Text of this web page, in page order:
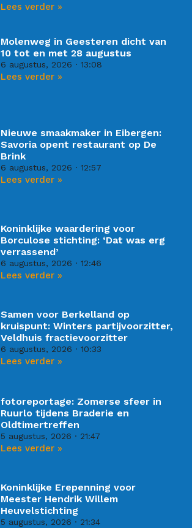
Lees verder »
Molenweg in Geesteren dicht van
10 tot en met 28 augustus
6 augustus, 2026 13:08
Lees verder »
Nieuwe smaakmaker in Eibergen:
Savoria opent restaurant op De
Brink
6 augustus, 2026 12:57
Lees verder »
Koninklijke waardering voor
Borculose stichting: ‘Dat was erg
verrassend’
6 augustus, 2026 12:46
Lees verder »
Samen voor Berkelland op
kruispunt: Winters partijvoorzitter,
Veldhuis fractievoorzitter
6 augustus, 2026 10:33
Lees verder »
fotoreportage: Zomerse sfeer in
Ruurlo tijdens Braderie en
Oldtimertreffen
5 augustus, 2026 21:47
Lees verder »
Koninklijke Erepenning voor
Meester Hendrik Willem
Heuvelstichting
5 augustus, 2026 21:34